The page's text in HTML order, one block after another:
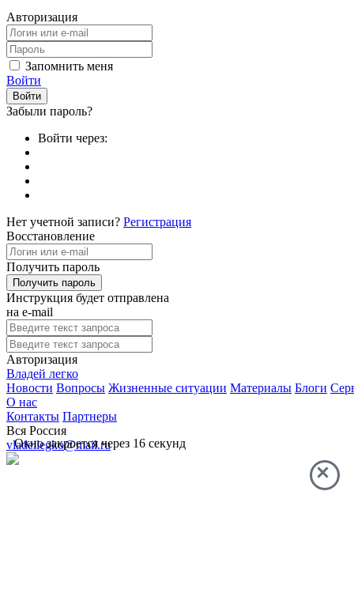
Авторизация
Запомнить меня
Войти
Забыли пароль?
Войти через:
Нет учетной записи? Регистрация
Восстановление
Получить пароль
Инструкция будет отправлена
на e-mail
Авторизация
Владей легко
Новости Вопросы Жизненные ситуации Материалы Блоги
О нас
Контакты Партнеры
Вся Россия
vladeilegko@mail.ru
Окно закроется через 16 секунд